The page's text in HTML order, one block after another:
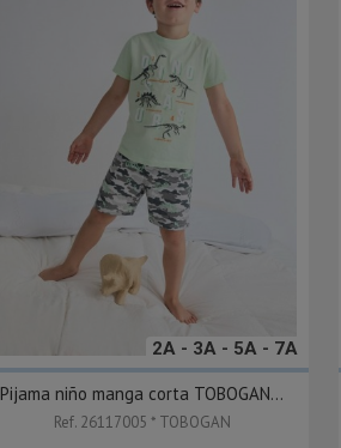
2A - 3A - 5A - 7A
Pijama niño manga corta TOBOGAN...
Ref. 26117005 * TOBOGAN